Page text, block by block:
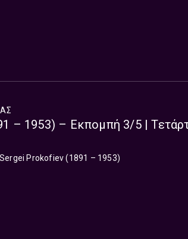
– 1953) – Εκπομπή 3/5 |
Prokofiev (1891 – 1953)